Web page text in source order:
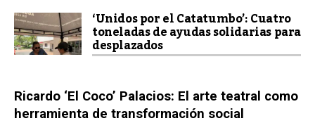
‘Unidos por el Catatumbo’: Cuatro
toneladas de ayudas solidarias para
desplazados
Ricardo ‘El Coco’ Palacios: El arte teatral como
herramienta de transformación social